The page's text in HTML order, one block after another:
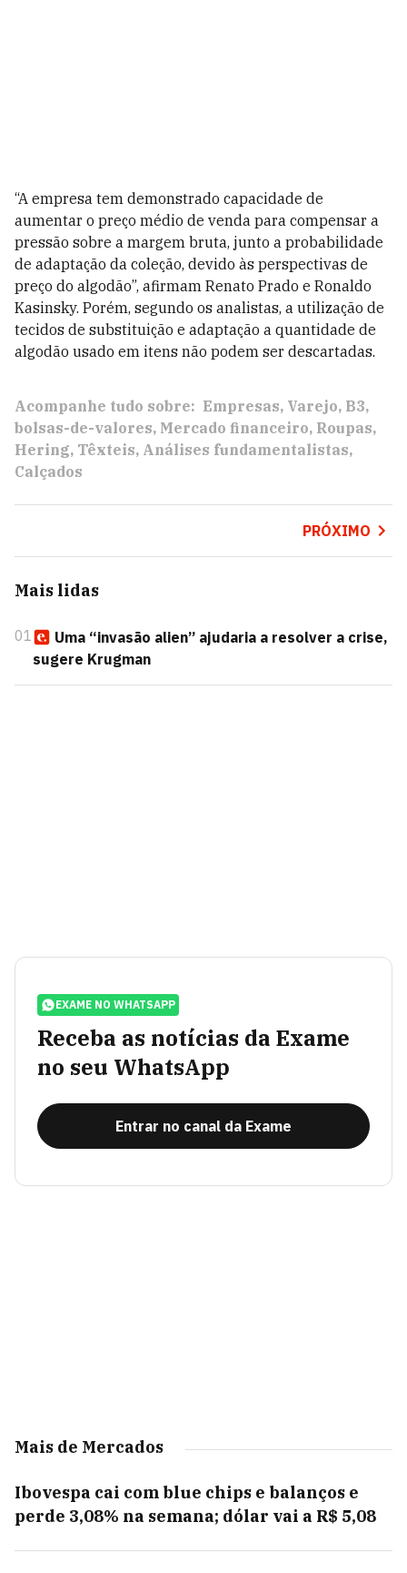
“A empresa tem demonstrado capacidade de
aumentar o preço médio de venda para compensar a
pressão sobre a margem bruta, junto a probabilidade
de adaptação da coleção, devido às perspectivas de
preço do algodão”, afirmam Renato Prado e Ronaldo
Kasinsky. Porém, segundo os analistas, a utilização de
tecidos de substituição e adaptação a quantidade de
algodão usado em itens não podem ser descartadas.
Acompanhe tudo sobre: Empresas Varejo B3
bolsas-de-valores Mercado financeiro Roupas
Hering Têxteis Análises fundamentalistas
Calçados
PRÓXIMO
Mais lidas
01
Uma “invasão alien” ajudaria a resolver a crise,
sugere Krugman
EXAME NO WHATSAPP
Receba as notícias da Exame
no seu WhatsApp
Entrar no canal da Exame
Mais de Mercados
Ibovespa cai com blue chips e balanços e
perde 3,08% na semana; dólar vai a R$ 5,08